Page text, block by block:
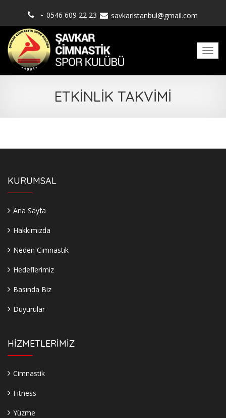
- 0546 609 22 23 savkaristanbul@gmail.com
ETKİNLİK TAKVİMİ
KURUMSAL
Ana Sayfa
Hakkımızda
Neden Cimnastik
Hedeflerimiz
Basında Biz
Duyurular
HİZMETLERİMİZ
Cimnastik
Fitness
Yüzme